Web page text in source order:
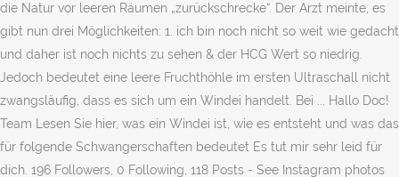
die Natur vor leeren Räumen „zurückschrecke“. Der Arzt meinte, es
gibt nun drei Möglichkeiten: 1. ich bin noch nicht so weit wie gedacht
und daher ist noch nichts zu sehen & der HCG Wert so niedrig.
Jedoch bedeutet eine leere Fruchthöhle im ersten Ultraschall nicht
zwangsläufig, dass es sich um ein Windei handelt. Bei ... Hallo Doc!
Team Lesen Sie hier, was ein Windei ist, wie es entsteht und was das
für folgende Schwangerschaften bedeutet Es tut mir sehr leid für
dich. 196 Followers, 0 Following, 118 Posts - See Instagram photos